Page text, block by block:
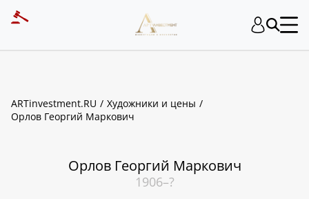
ARTinvestment.RU
Художники и цены
Орлов Георгий Маркович
Орлов Георгий Маркович
1906–?